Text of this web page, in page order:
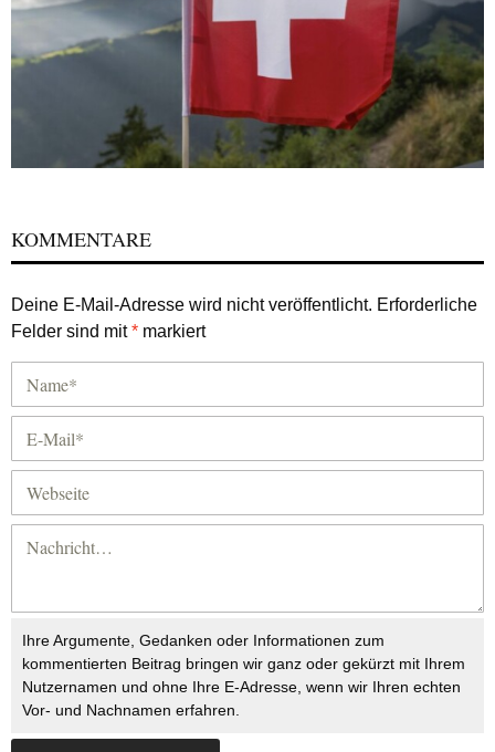
KOMMENTARE
Deine E-Mail-Adresse wird nicht veröffentlicht. Erforderliche
Felder sind mit* markiert
Ihre Argumente, Gedanken oder Informationen zum
kommentierten Beitrag bringen wir ganz oder gekürzt mit Ihrem
Nutzernamen und ohne Ihre E-Adresse, wenn wir Ihren echten
Vor- und Nachnamen erfahren.